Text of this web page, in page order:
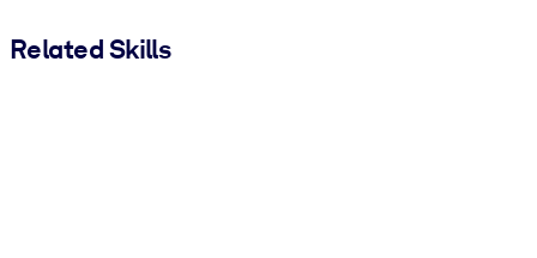
Related Skills